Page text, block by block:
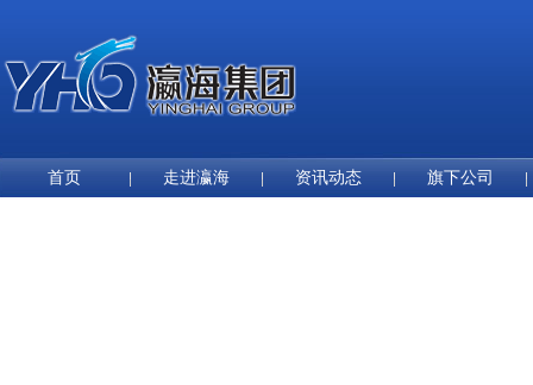
首页 走进瀛海 资讯动态 旗下公司